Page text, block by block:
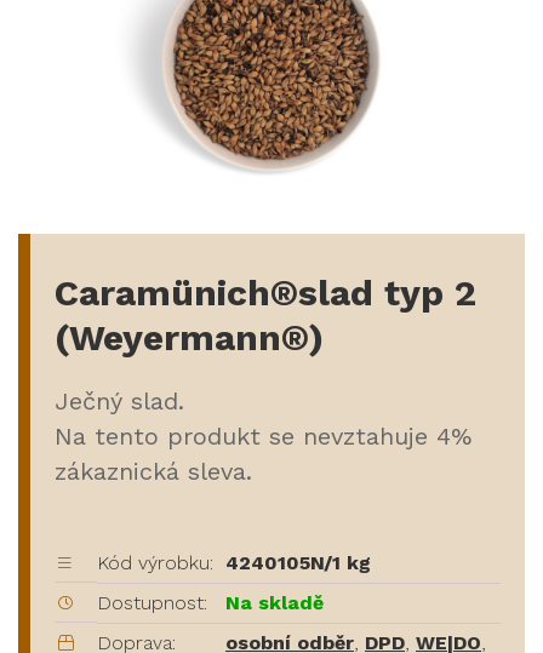
Caramünich®slad typ 2
(Weyermann®)
Ječný slad.
Na tento produkt se nevztahuje 4%
zákaznická sleva.
Kód výrobku:
4240105N/1 kg
Dostupnost:
Na skladě
Doprava:
osobní odběr DPD WE|DO